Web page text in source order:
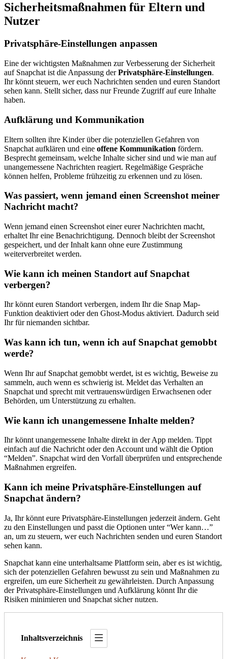
Sicherheitsmaßnahmen für Eltern und
Nutzer
Privatsphäre-Einstellungen anpassen
Eine der wichtigsten Maßnahmen zur Verbesserung der Sicherheit
auf Snapchat ist die Anpassung derPrivatsphäre-Einstellungen.
Ihr könnt steuern, wer euch Nachrichten senden und euren Standort
sehen kann. Stellt sicher, dass nur Freunde Zugriff auf eure Inhalte
haben.
Aufklärung und Kommunikation
Eltern sollten ihre Kinder über die potenziellen Gefahren von
Snapchat aufklären und eine offene Kommunikation fördern.
Besprecht gemeinsam, welche Inhalte sicher sind und wie man auf
unangemessene Nachrichten reagiert. Regelmäßige Gespräche
können helfen, Probleme frühzeitig zu erkennen und zu lösen.
Was passiert, wenn jemand einen Screenshot meiner
Nachricht macht?
Wenn jemand einen Screenshot einer eurer Nachrichten macht,
erhaltet Ihr eine Benachrichtigung. Dennoch bleibt der Screenshot
gespeichert, und der Inhalt kann ohne eure Zustimmung
weiterverbreitet werden.
Wie kann ich meinen Standort auf Snapchat
verbergen?
Ihr könnt euren Standort verbergen, indem Ihr die Snap Map-
Funktion deaktiviert oder den Ghost-Modus aktiviert. Dadurch seid
Ihr für niemanden sichtbar.
Was kann ich tun, wenn ich auf Snapchat gemobbt
werde?
Wenn Ihr auf Snapchat gemobbt werdet, ist es wichtig, Beweise zu
sammeln, auch wenn es schwierig ist. Meldet das Verhalten an
Snapchat und sprecht mit vertrauenswürdigen Erwachsenen oder
Behörden, um Unterstützung zu erhalten.
Wie kann ich unangemessene Inhalte melden?
Ihr könnt unangemessene Inhalte direkt in der App melden. Tippt
einfach auf die Nachricht oder den Account und wählt die Option
“Melden”. Snapchat wird den Vorfall überprüfen und entsprechende
Maßnahmen ergreifen.
Kann ich meine Privatsphäre-Einstellungen auf
Snapchat ändern?
Ja, Ihr könnt eure Privatsphäre-Einstellungen jederzeit ändern. Geht
zu den Einstellungen und passt die Optionen unter “Wer kann…”
an, um zu steuern, wer euch Nachrichten senden und euren Standort
sehen kann.
Snapchat kann eine unterhaltsame Plattform sein, aber es ist wichtig,
sich der potenziellen Gefahren bewusst zu sein und Maßnahmen zu
ergreifen, um eure Sicherheit zu gewährleisten. Durch Anpassung
der Privatsphäre-Einstellungen und Aufklärung könnt Ihr die
Risiken minimieren und Snapchat sicher nutzen.
Inhaltsverzeichnis